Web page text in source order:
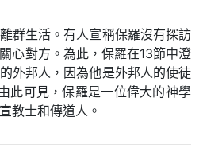
群生活。有人宣稱保羅沒有探訪
心對方。為此，保羅在13節中澄
外邦人，因為他是外邦人的使徒
此可見，保羅是一位偉大的神學
教士和傳道人。